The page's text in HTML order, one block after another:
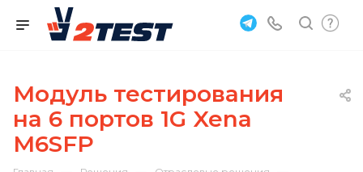
Модуль тестирования
на 6 портов 1G Xena
M6SFP